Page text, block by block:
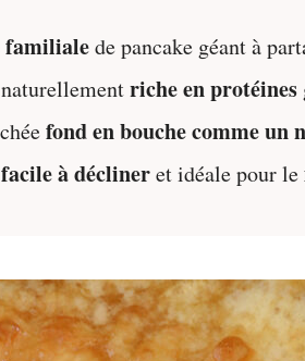
familialede pancake géant à
riche en protéines
fond en bouche comme un
facile à déclineret idéale pour le